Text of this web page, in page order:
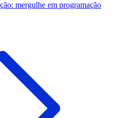
mergulhe em programação